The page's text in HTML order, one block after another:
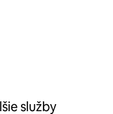
služby